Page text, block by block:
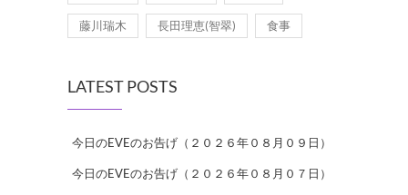
藤川瑞木 長田理恵(智翠) 食事
LATEST POSTS
今日のEVEのお告げ（２０２６年０８月０９日）
今日のEVEのお告げ（２０２６年０８月０７日）